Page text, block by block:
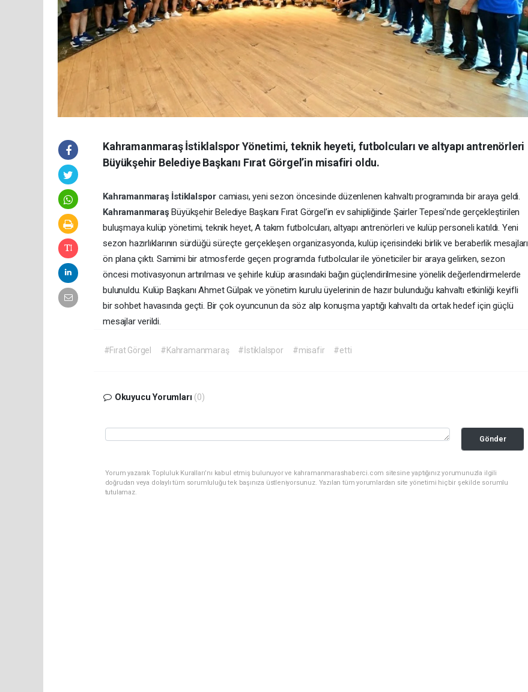
Kahramanmaraş İstiklalspor Yönetimi, teknik heyeti, futbolcuları ve altyapı antrenörleri
Büyükşehir Belediye Başkanı Fırat Görgel’in misafiri oldu.
Kahramanmaraş İstiklalspor camiası, yeni sezon öncesinde düzenlenen kahvaltı programında bir araya geldi.
Kahramanmaraş Büyükşehir Belediye Başkanı Fırat Görgel’in ev sahipliğinde Şairler Tepesi’nde gerçekleştirilen
buluşmaya kulüp yönetimi, teknik heyet, A takım futbolcuları, altyapı antrenörleri ve kulüp personeli katıldı. Yeni
sezon hazırlıklarının sürdüğü süreçte gerçekleşen organizasyonda, kulüp içerisindeki birlik ve beraberlik mesajları
ön plana çıktı. Samimi bir atmosferde geçen programda futbolcular ile yöneticiler bir araya gelirken, sezon
öncesi motivasyonun artırılması ve şehirle kulüp arasındaki bağın güçlendirilmesine yönelik değerlendirmelerde
bulunuldu. Kulüp Başkanı Ahmet Gülpak ve yönetim kurulu üyelerinin de hazır bulunduğu kahvaltı etkinliği keyifli
bir sohbet havasında geçti. Bir çok oyuncunun da söz alıp konuşma yaptığı kahvaltı da ortak hedef için güçlü
mesajlar verildi.
#Fırat Görgel #Kahramanmaraş #İstiklalspor #misafir #etti
Okuyucu Yorumları (0)
Gönder
Yorum yazarak Topluluk Kuralları’nı kabul etmiş bulunuyor ve kahramanmarashaberci.com sitesine yaptığınız yorumunuzla ilgili
doğrudan veya dolaylı tüm sorumluluğu tek başınıza üstleniyorsunuz. Yazılan tüm yorumlardan site yönetimi hiçbir şekilde sorumlu
tutulamaz.